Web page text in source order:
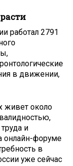
работал 2791
в движении,
живет около
и
онлайн-форуме
в
уже сейчас